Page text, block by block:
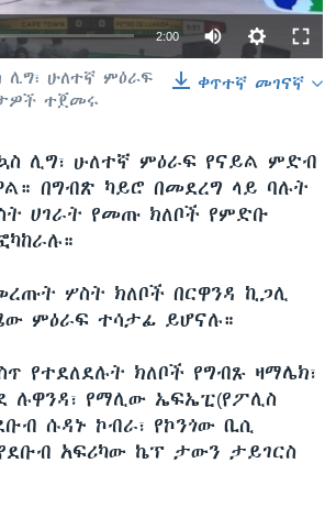
2:00
ቀጥተኛ መገናኛ
ሊግ፣ ሁለተኛ ምዕራፍ
ተጀመሩ
ሊግ፣ ሁለተኛ ምዕራፍ የናይል ምድብ
በግብጽ ካይሮ በመደረግ ላይ ባሉት
ሀገራት የመጡ ክለቦች የምድቡ
ሦስት ክለቦች በርዋንዳ ኪጋሊ
ምዕራፍ ተሳታፊ ይሆናሉ።
የተደለደሉት ክለቦች የግብጹ ዛማሌክ፣
ሉዋንዳ፣ የማሊው ኤፍኤፒ(የፖሊስ
ሱዳኑ ኮብራ፣ የኮንጎው ቢሲ
አፍሪካው ኬፕ ታውን ታይገርስ